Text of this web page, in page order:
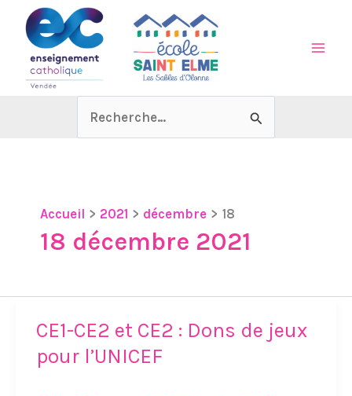
contenu
Rechercher :
Accueil 2021 décembre 18
18 décembre 2021
CE1-CE2 et CE2 : Dons de jeux
pour l’UNICEF
CE1-
CE2
et